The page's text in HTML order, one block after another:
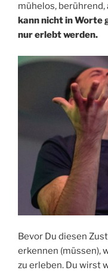
mühelos,
kann nicht in Worte
nur erlebt werden.
Bevor Du diesen
erkennen (müssen),
zu erleben. Du wirst